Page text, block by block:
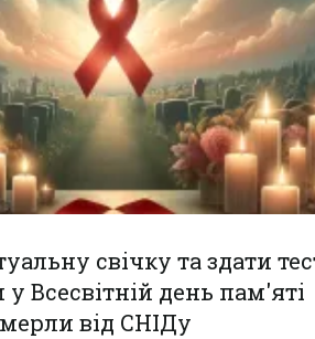
свічку та здати
у Всесвітній день пам'яті
від СНІДу